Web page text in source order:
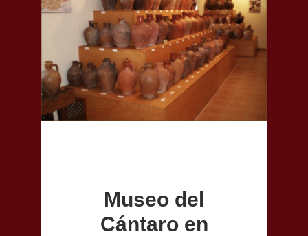
Museo del
Cántaro en